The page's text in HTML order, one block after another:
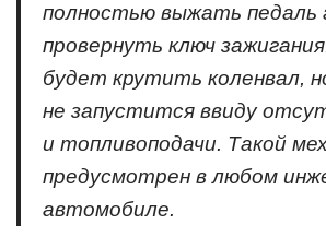
полностью выжать педаль
провернуть ключ
будет крутить коленвал,
не запустится ввиду
и топливоподачи. Такой
предусмотрен в любом
автомобиле.